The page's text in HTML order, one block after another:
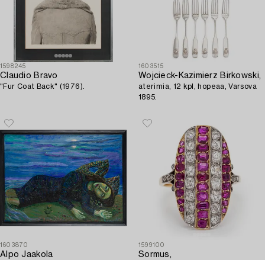
1598245
Claudio Bravo
"Fur Coat Back" (1976).
1603515
Wojcieck-Kazimierz Birkowski,
aterimia, 12 kpl, hopeaa, Varsova
1895.
1603870
Alpo Jaakola
1599100
Sormus,